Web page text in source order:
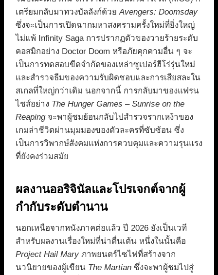
เตรียมกลับมาทวงบัลลังก์ด้วย Avengers: Doomsday
ซึ่งจะเป็นการเปิดฉากมหาสงครามครั้งใหม่ที่ยิ่งใหญ่
ไม่แพ้ Infinity Saga การปรากฏตัวของวายร้ายระดับ
คอสมิกอย่าง Doctor Doom หรือภัยคุกคามอื่น ๆ จะ
เป็นการทดสอบขีดจำกัดของเหล่าซูเปอร์ฮีโร่รุ่นใหม่
และสำรวจธีมของความรับผิดชอบและการเสียสละใน
สเกลที่ใหญ่กว่าเดิม นอกจากนี้ การกลับมาของแฟรน
ไชส์อย่าง The Hunger Games – Sunrise on the
Reapingจะพาผู้ชมย้อนกลับไปสำรวจรากเหง้าของ
เกมล่าชีวิตผ่านมุมมองของตัวละครที่ซับซ้อน ซึ่ง
เป็นการวิพากษ์สังคมแห่งการควบคุมและความรุนแรง
ที่ยังคงร่วมสมัย
ผลงานออริจินัลและโปรเจกต์จากผู้
กำกับระดับตำนาน
นอกเหนือจากหนังภาคต่อแล้ว ปี 2026 ยังเป็นเวที
สำหรับผลงานเรื่องใหม่ที่น่าตื่นเต้น หนึ่งในนั้นคือ
Project Hail Mary ภาพยนตร์ไซไฟที่สร้างจาก
นวนิยายของผู้เขียน The Martian ซึ่งจะพาผู้ชมไปสู่